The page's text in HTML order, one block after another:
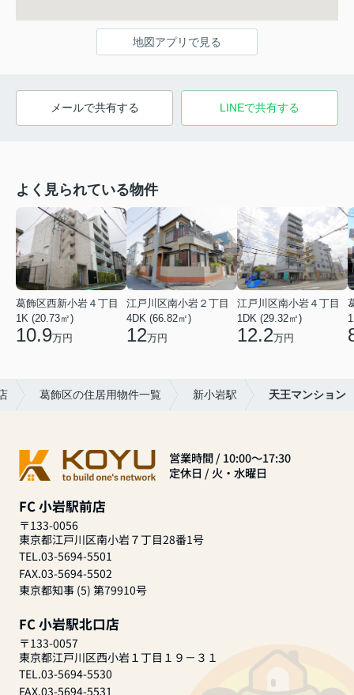
地図アプリで見る
メールで共有する LINEで共有する
よく見られている物件
葛飾区西新小岩４丁目
1K (20.73㎡)
10.9万円
江戸川区南小岩２丁目
4DK (66.82㎡)
12万円
江戸川区南小岩４丁目
1DK (29.32㎡)
12.2万円
葛飾区の住居用物件一覧 新小岩駅 天王マンション
営業時間 / 10:00～17:30
定休日 / 火・水曜日
FC 小岩駅前店
〒133-0056
東京都江戸川区南小岩７丁目28番1号
TEL.03-5694-5501
FAX.03-5694-5502
東京都知事 (5) 第79910号
FC 小岩駅北口店
〒133-0057
東京都江戸川区西小岩１丁目１９－３１
TEL.03-5694-5530
FAX.03-5694-5531